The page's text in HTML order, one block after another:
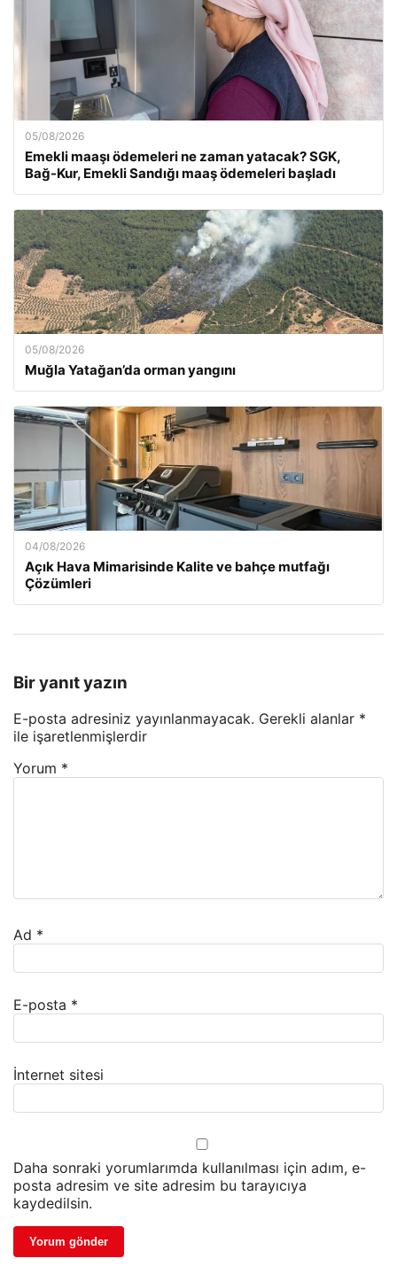
05/08/2026
Emekli maaşı ödemeleri ne zaman yatacak? SGK,
Bağ-Kur, Emekli Sandığı maaş ödemeleri başladı
05/08/2026
Muğla Yatağan’da orman yangını
04/08/2026
Açık Hava Mimarisinde Kalite ve bahçe mutfağı
Çözümleri
Bir yanıt yazın
E-posta adresiniz yayınlanmayacak. Gerekli alanlar *
ile işaretlenmişlerdir
Yorum *
Ad *
E-posta *
İnternet sitesi
Daha sonraki yorumlarımda kullanılması için adım, e-
posta adresim ve site adresim bu tarayıcıya
kaydedilsin.